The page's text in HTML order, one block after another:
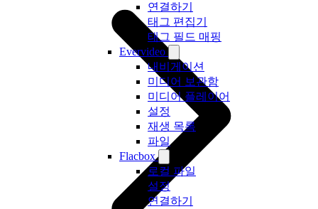
연결하기
태그 편집기
태그 필드 매핑
Evervideo
내비게이션
미디어 보관함
미디어 플레이어
설정
재생 목록
파일
Flacbox
로컬 파일
설정
연결하기